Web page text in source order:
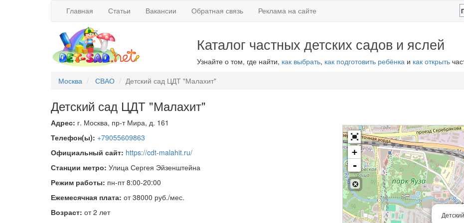
Главная Статьи Вакансии Обратная связь Реклама на сайте
Каталог частных детских садов и яслей
Узнайте о том, где найти, как выбрать, как подготовить ребёнкаи как открыть
Москва
СВАО Детский сад ЦДТ "Малахит"
Детский сад ЦДТ "Малахит"
Адрес: г. Москва, пр-т Мира, д. 161
Телефон(ы): +79055609863
Официальный сайт: https://cdt-malahit.ru/
Станции метро: Улица Сергея Эйзенштейна
Режим работы: пн-пт 8:00-20:00
Ежемесячная плата: от 38000 руб./мес.
Возраст: от 2 лет
+
-